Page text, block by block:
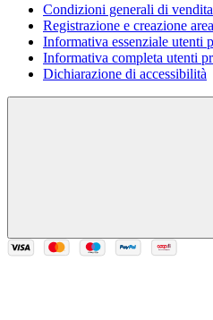
Condizioni generali di vendita
Registrazione e creazione
Informativa essenziale utenti
Informativa completa utenti
Dichiarazione di accessibilità